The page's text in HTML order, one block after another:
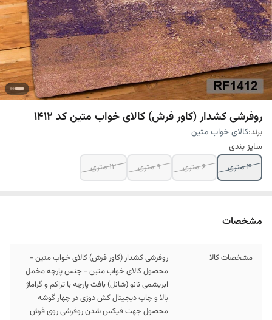
روفرشی کشدار (کاور فرش) کالای خواب متین کد 1412
برند:کالای خواب متین
سایز بندی
4 متری
6 متری 9 متری 12 متری
مشخصات
مشخصات کالا
روفرشی کشدار (کاور فرش) کالای خواب متین -
محصول کالای خواب متین - جنس پارچه مخمل
ابریشمی نانو (شانل) بافت پارچه با تراکم و گراماژ
بالا و چاپ دیجیتال کش دوزی در چهار گوشه
محصول جهت فیکس شدن روفرشی روی فرش